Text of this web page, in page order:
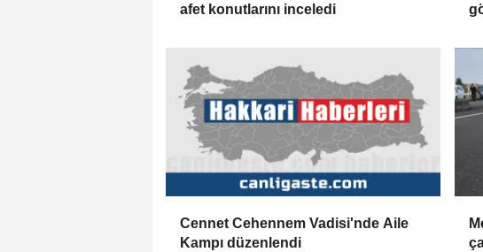
afet konutlarını inceledi
Cennet Cehennem Vadisi'nde Aile
Kampı düzenlendi